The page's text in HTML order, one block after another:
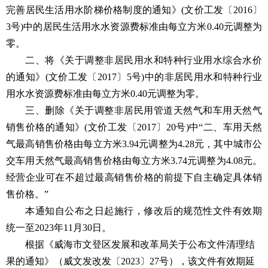
完善居民生活用水阶梯价格制度的通知》(文价工发〔2016〕
3号)中的居民生活用水水资源费标准由每立方米0.40元调整为
零。
二、将《关于调整非居民用水和特种行业用水综合水价
的通知》(文价工发〔2017〕5号)中的非居民用水和特种行业
用水水资源费标准由每立方米0.40元调整为零。
三、删除《关于调整非居民用管道天然气和车用天然气
销售价格的通知》(文价工发〔2017〕20号)中“二、车用天然
气最高销售价格由每立方米3.94元调整为4.28元，其中城市公
交车用天然气最高销售价格由每立方米3.74元调整为4.08元。
经营企业可在不超过最高销售价格的前提下自主确定具体销
售价格。”
本通知自公布之日起施行，修改后的规范性文件有效期
统一至2023年11月30日。
根据《威海市文登区发展和改革局关于公布文件清理结
果的通知》（ 威文发改发〔2023〕27号） ，该文件有效期延